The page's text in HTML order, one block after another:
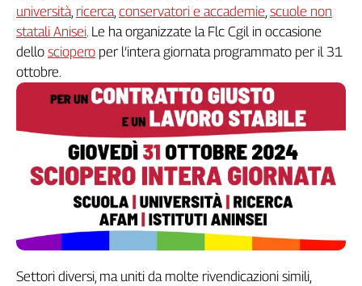
Caaf
Speciali
G8
di
ragione
Collettiva
Academy
università, ricerca, conservatori e accademie, scuole non
statali Anisei. Le ha organizzate la Flc Cgil in occasione
dello sciopero per l’intera giornata programmato per il 31
ottobre.
Settori diversi, ma uniti da molte rivendicazioni simili,